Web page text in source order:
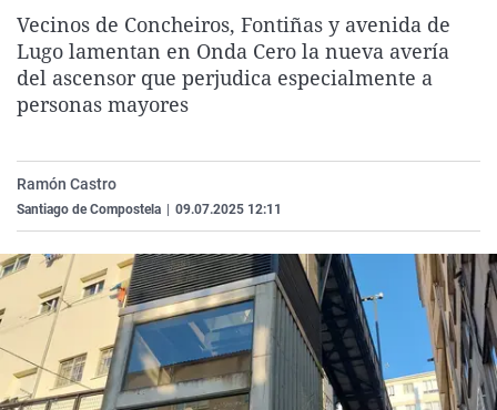
La rosa de los vientos
Gente viajera
Caso
Retornados
Extremadura
Galicia
Virales
Televisión
Vecinos de Concheiros, Fontiñas y avenida de
Lugo lamentan en Onda Cero la nueva avería
del ascensor que perjudica especialmente a
personas mayores
Ramón Castro
Santiago de Compostela 09.07.2025 12:11